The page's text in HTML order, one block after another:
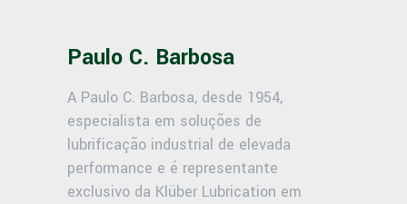
Paulo C. Barbosa
A Paulo C. Barbosa, desde 1954,
especialista em soluções de
lubrificação industrial de elevada
performance e é representante
exclusivo da Klüber Lubrication em